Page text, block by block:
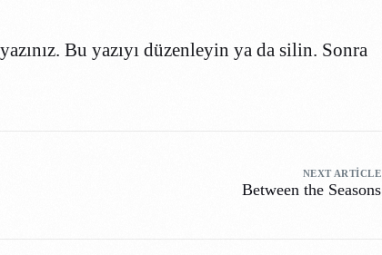
Bu yazıyı düzenleyin ya da silin. Sonra
NEXT ARTICLE
Between the Seasons